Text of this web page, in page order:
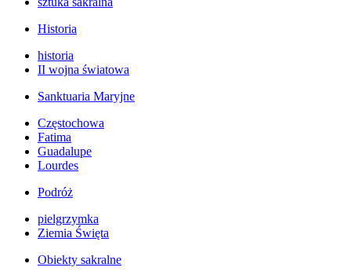
Historia
historia
II wojna światowa
Sanktuaria Maryjne
Częstochowa
Fatima
Guadalupe
Lourdes
Podróż
pielgrzymka
Ziemia Święta
Obiekty sakralne